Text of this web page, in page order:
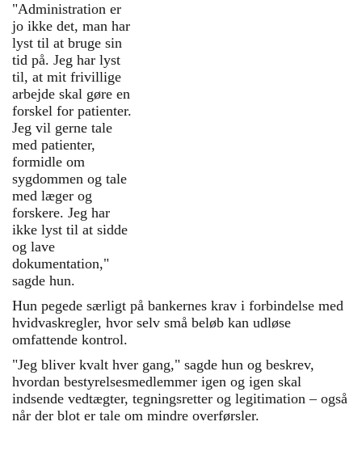
"Administration er
jo ikke det, man har
lyst til at bruge sin
tid på. Jeg har lyst
til, at mit frivillige
arbejde skal gøre en
forskel for patienter.
Jeg vil gerne tale
med patienter,
formidle om
sygdommen og tale
med læger og
forskere. Jeg har
ikke lyst til at sidde
og lave
dokumentation,"
sagde hun.
Hun pegede særligt på bankernes krav i forbindelse med
hvidvaskregler, hvor selv små beløb kan udløse
omfattende kontrol.
"Jeg bliver kvalt hver gang," sagde hun og beskrev,
hvordan bestyrelsesmedlemmer igen og igen skal
indsende vedtægter, tegningsretter og legitimation – også
når der blot er tale om mindre overførsler.